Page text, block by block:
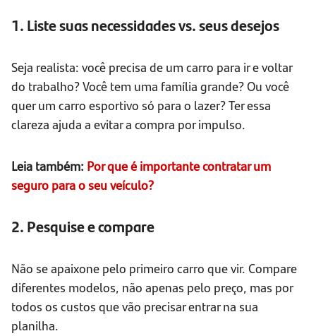
1. Liste suas necessidades vs. seus desejos
Seja realista: você precisa de um carro para ir e voltar
do trabalho? Você tem uma família grande? Ou você
quer um carro esportivo só para o lazer? Ter essa
clareza ajuda a evitar a compra por impulso.
Leia também: Por que é importante contratar um
seguro para o seu veículo?
2. Pesquise e compare
Não se apaixone pelo primeiro carro que vir. Compare
diferentes modelos, não apenas pelo preço, mas por
todos os custos que vão precisar entrar na sua
planilha.